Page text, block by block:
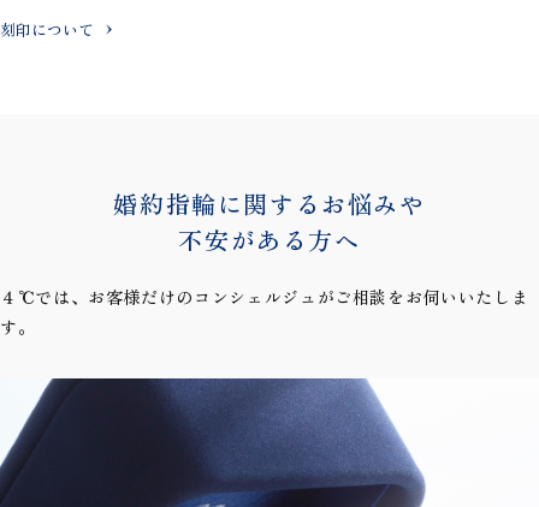
刻印について
婚約指輪に関するお悩みや
不安がある方へ
４℃では、お客様だけのコンシェルジュがご相談をお伺いいたしま
す。